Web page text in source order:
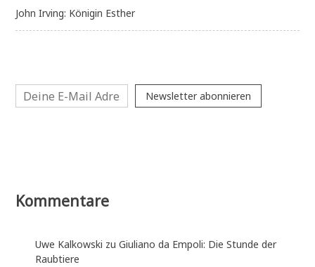
John Irving: Königin Esther
Newsletter abonnieren
Kommentare
Uwe Kalkowski zuGiuliano da Empoli: Die Stunde der
Raubtiere